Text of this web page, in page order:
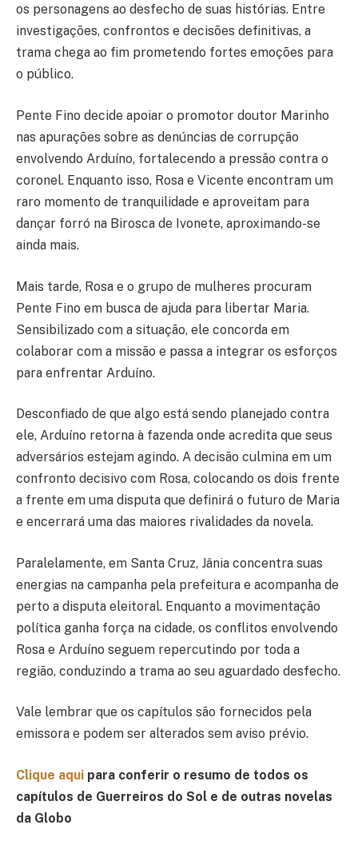
os personagens ao desfecho de suas histórias. Entre
investigações, confrontos e decisões definitivas, a
trama chega ao fim prometendo fortes emoções para
o público.
Pente Fino decide apoiar o promotor doutor Marinho
nas apurações sobre as denúncias de corrupção
envolvendo Arduíno, fortalecendo a pressão contra o
coronel. Enquanto isso, Rosa e Vicente encontram um
raro momento de tranquilidade e aproveitam para
dançar forró na Birosca de Ivonete, aproximando-se
ainda mais.
Mais tarde, Rosa e o grupo de mulheres procuram
Pente Fino em busca de ajuda para libertar Maria.
Sensibilizado com a situação, ele concorda em
colaborar com a missão e passa a integrar os esforços
para enfrentar Arduíno.
Desconfiado de que algo está sendo planejado contra
ele, Arduíno retorna à fazenda onde acredita que seus
adversários estejam agindo. A decisão culmina em um
confronto decisivo com Rosa, colocando os dois frente
a frente em uma disputa que definirá o futuro de Maria
e encerrará uma das maiores rivalidades da novela.
Paralelamente, em Santa Cruz, Jânia concentra suas
energias na campanha pela prefeitura e acompanha de
perto a disputa eleitoral. Enquanto a movimentação
política ganha força na cidade, os conflitos envolvendo
Rosa e Arduíno seguem repercutindo por toda a
região, conduzindo a trama ao seu aguardado desfecho.
Vale lembrar que os capítulos são fornecidos pela
emissora e podem ser alterados sem aviso prévio.
Clique aqui para conferir o resumo de todos os
capítulos de Guerreiros do Sol e de outras novelas
da Globo